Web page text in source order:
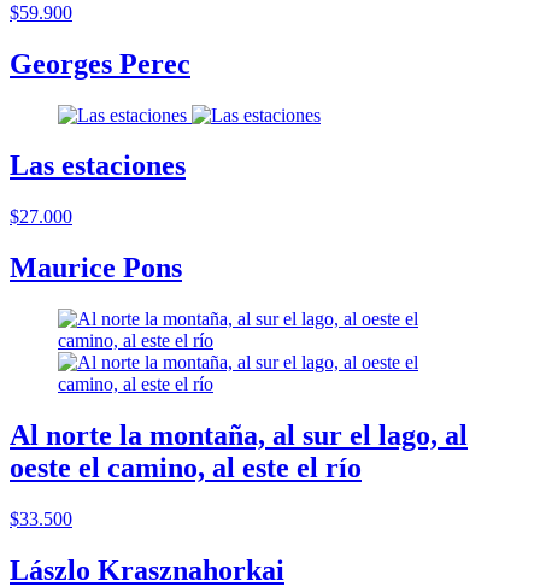
$59.900
Georges Perec
Las estaciones
$27.000
Maurice Pons
Al norte la montaña, al sur el lago, al
oeste el camino, al este el río
$33.500
Lászlo Krasznahorkai